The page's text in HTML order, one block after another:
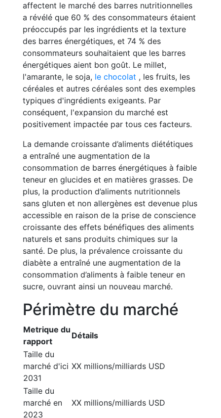
affectent le marché des barres nutritionnelles
a révélé que 60 % des consommateurs étaient
préoccupés par les ingrédients et la texture
des barres énergétiques, et 74 % des
consommateurs souhaitaient que les barres
énergétiques aient bon goût. Le millet,
l'amarante, le soja, le chocolat , les fruits, les
céréales et autres céréales sont des exemples
typiques d'ingrédients exigeants. Par
conséquent, l'expansion du marché est
positivement impactée par tous ces facteurs.
La demande croissante d’aliments diététiques
a entraîné une augmentation de la
consommation de barres énergétiques à faible
teneur en glucides et en matières grasses. De
plus, la production d’aliments nutritionnels
sans gluten et non allergènes est devenue plus
accessible en raison de la prise de conscience
croissante des effets bénéfiques des aliments
naturels et sans produits chimiques sur la
santé. De plus, la prévalence croissante du
diabète a entraîné une augmentation de la
consommation d’aliments à faible teneur en
sucre, ouvrant ainsi un nouveau marché.
Périmètre du marché
Metrique du
rapport
Détails
Taille du
marché d'ici
2031
XX millions/milliards USD
Taille du
marché en
2023
XX millions/milliards USD